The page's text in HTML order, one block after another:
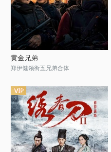
黄金兄弟
郑伊健领衔五兄弟合体